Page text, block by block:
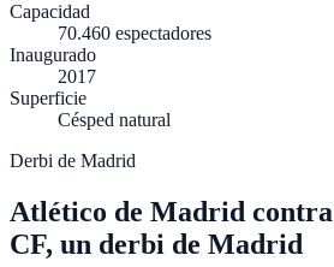
Capacidad
70.460 espectadores
Inaugurado
2017
Superficie
Césped natural
Derbi de Madrid
Atlético de Madrid
CF, un derbi de Madrid